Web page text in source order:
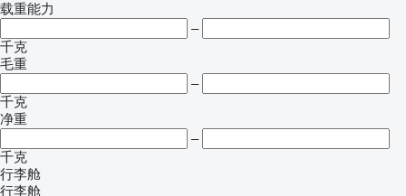
载重能力
–
千克
毛重
–
千克
净重
–
千克
行李舱
行李舱